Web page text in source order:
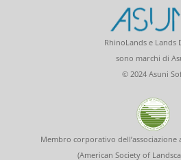
RhinoLands e Lands
sono marchi di
© 2024 Asuni
Membro corporativo dell’associazione
(American Society of